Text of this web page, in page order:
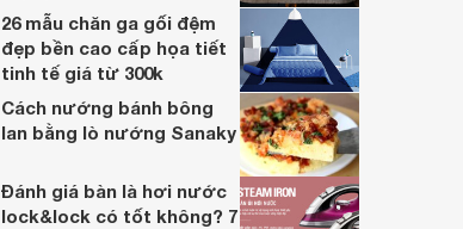
26 mẫu chăn ga gối đệm
đẹp bền cao cấp họa tiết
tinh tế giá từ 300k
Cách nướng bánh bông
lan bằng lò nướng Sanaky
Đánh giá bàn là hơi nước
lock&lock có tốt không? 7